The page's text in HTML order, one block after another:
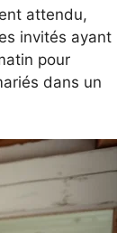
attendu,
invités ayant
pour
dans un